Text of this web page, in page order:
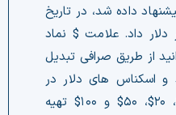
داده شد، در تاریخ
انتشار دلار داد. علامت $ نماد
از طریق صرافی تبدیل
و اسکناس های دلار در
مقدارهای ۱$، ۲$، ۵$، ۱۰$، ۲۰$، ۵۰$ و ۱۰۰$ تهیه